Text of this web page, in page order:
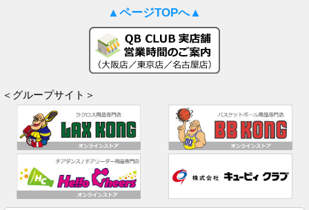
▲ページTOPへ▲
＜グループサイト＞